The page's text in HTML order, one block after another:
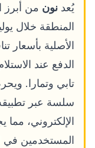
يُعد نون من أبرز
الأصلية بأسعار
الدفع عند
تابي وتمارا.
سلسة عبر
الإلكتروني، مما
المستخدمين في